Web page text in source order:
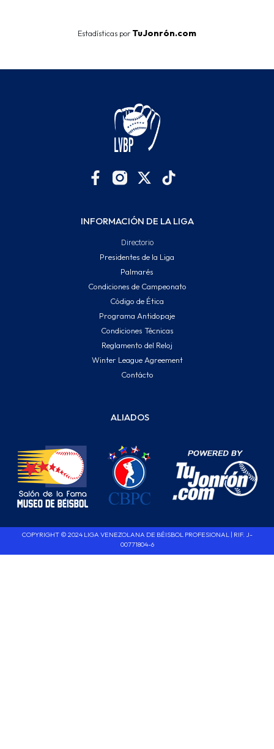
Estadísticas por TuJonrón.com
INFORMACIÓN DE LA LIGA
Directorio
Presidentes de la Liga
Palmarés
Condiciones de Campeonato
Código de Ética
Programa Antidopaje
Condiciones Técnicas
Reglamento del Reloj
Winter League Agreement
Contácto
ALIADOS
COPYRIGHT © 2024 LIGA VENEZOLANA DE BÉISBOL PROFESIONAL | RIF. J-
00771804-6